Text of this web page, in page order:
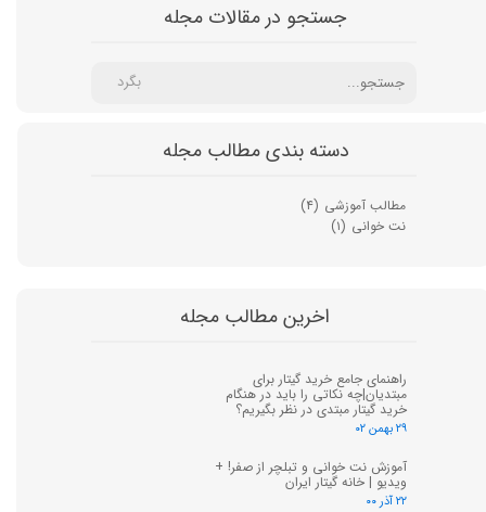
دسته بندی مطالب مجله
مطالب آموزشی (۴)
نت خوانی (۱)
جستجو در مقالات مجله
بگرد
راهنمای جامع خرید گیتار برای
مبتدیان|چه نکاتی را باید در هنگام
خرید گیتار مبتدی در نظر بگیریم؟
۲۹ بهمن ۰۲
آموزش نت خوانی و تبلچر از صفر! +
ویدیو | خانه گیتار ایران
۲۲ آذر ۰۰
اخرین مطالب مجله